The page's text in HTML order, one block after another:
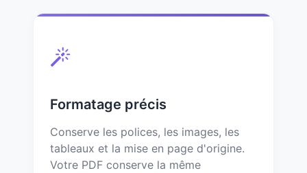
Formatage précis
Conserve les polices, les images, les
tableaux et la mise en page d'origine.
Votre PDF conserve la même